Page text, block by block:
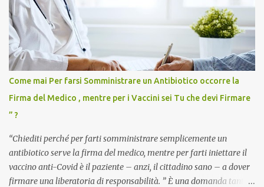
Come mai Per farsi Somministrare un Antibiotico occorre la
Firma del Medico , mentre per i Vaccini sei Tu che devi Firmare
” ?
“Chiediti perché per farti somministrare semplicemente un
antibiotico serve la firma del medico, mentre per farti iniettare il
vaccino anti-Covid è il paziente – anzi, il cittadino sano – a dover
firmare una liberatoria di responsabilità. ” È una domanda tanto